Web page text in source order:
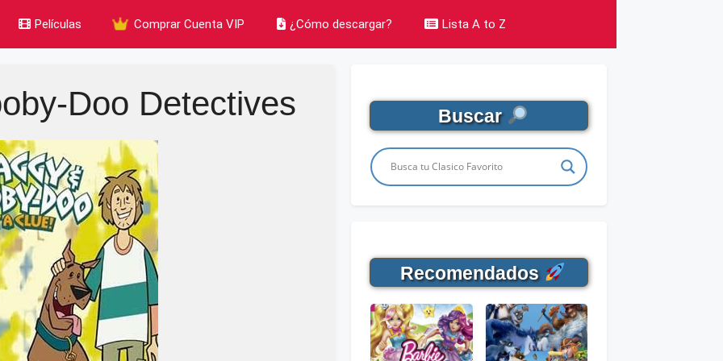
Películas Comprar Cuenta VIP ¿Cómo descargar? Lista A to Z
Doo Detectives Buscar
Recomendados